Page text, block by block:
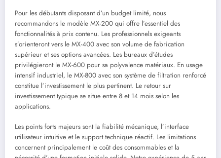
Pour les débutants disposant d’un budget limité, nous
recommandons le modèle MX-200 qui offre l’essentiel des
fonctionnalités à prix contenu. Les professionnels exigeants
s’orienteront vers le MX-400 avec son volume de fabrication
supérieur et ses options avancées. Les bureaux d’études
privilégieront le MX-600 pour sa polyvalence matériaux. En usage
intensif industriel, le MX-800 avec son système de filtration renforcé
constitue l’investissement le plus pertinent. Le retour sur
investissement typique se situe entre 8 et 14 mois selon les
applications.
Les points forts majeurs sont la fiabilité mécanique, l’interface
utilisateur intuitive et le support technique réactif. Les limitations
concernent principalement le coût des consommables et la